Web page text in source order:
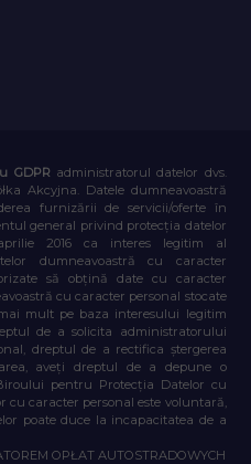
GDPR administratorul datelor dvs.
Akcyjna. Datele dumneavoastră
furnizării de servicii/oferte în
general privind protecția datelor
2016 ca interes legitim al
dumneavoastră cu caracter
să obțină date cu caracter
cu caracter personal stocate
mult pe baza interesului legitim
de a solicita administratorului
dreptul de a rectifica ștergerea
aveți dreptul de a depune o
pentru Protecția Datelor cu
cu caracter personal este voluntară,
poate duce la incapacitatea de a
OPŁAT AUTOSTRADOWYCH